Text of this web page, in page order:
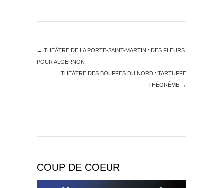
← THÉÂTRE DE LA PORTE-SAINT-MARTIN : DES FLEURS
POUR ALGERNON
THÉÂTRE DES BOUFFES DU NORD : TARTUFFE
THÉORÈME →
COUP DE COEUR